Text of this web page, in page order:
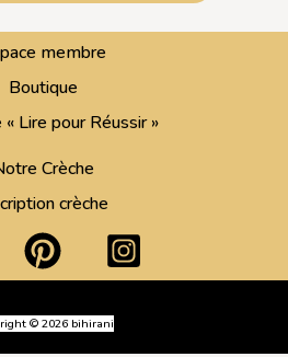
membre
Boutique
Lire pour Réussir »
Crèche
crèche
© 2026 bihirani